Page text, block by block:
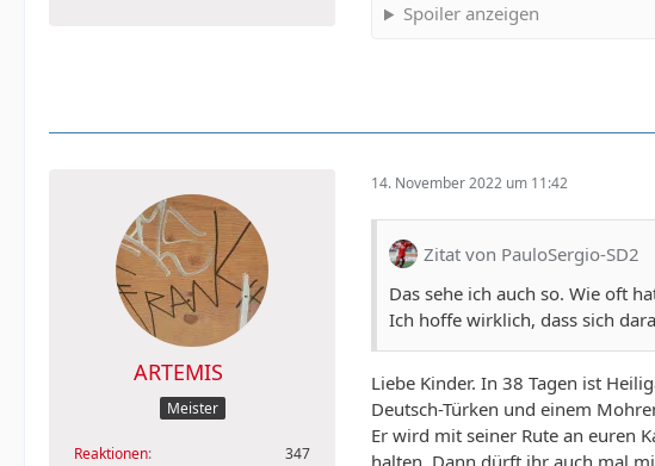
Spoiler anzeigen
ARTEMIS
Meister
Reaktionen
347
14. November 2022 um 11:42
Zitat von PauloSergio-SD2
Das sehe ich auch so. Wie oft
Ich hoffe wirklich, dass sich
Liebe Kinder. In 38 Tagen ist
Deutsch-Türken und einem
Er wird mit seiner Rute an euren